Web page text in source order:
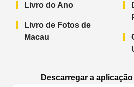
Livro do Ano
Livro de Fotos de
Macau
Descarregar a